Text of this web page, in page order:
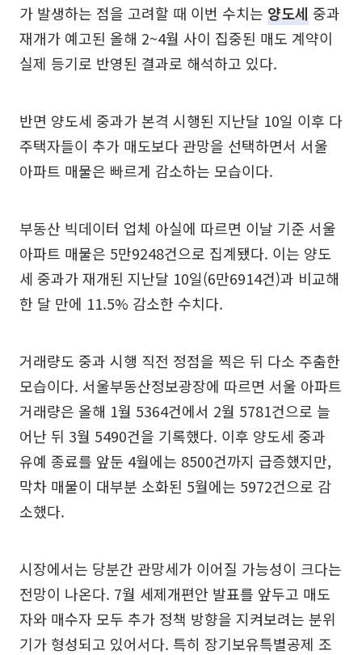
가 발생하는 점을 고려할 때 이번 수치는 양도세 중과
재개가 예고된 올해 2~4월 사이 집중된 매도 계약이
실제 등기로 반영된 결과로 해석하고 있다.
반면 양도세 중과가 본격 시행된 지난달 10일 이후 다
주택자들이 추가 매도보다 관망을 선택하면서 서울
아파트 매물은 빠르게 감소하는 모습이다.
부동산 빅데이터 업체 아실에 따르면 이날 기준 서울
아파트 매물은 5만9248건으로 집계됐다. 이는 양도
세 중과가 재개된 지난달 10일(6만6914건)과 비교해
한 달 만에 11.5% 감소한 수치다.
거래량도 중과 시행 직전 정점을 찍은 뒤 다소 주춤한
모습이다. 서울부동산정보광장에 따르면 서울 아파트
거래량은 올해 1월 5364건에서 2월 5781건으로 늘
어난 뒤 3월 5490건을 기록했다. 이후 양도세 중과
유예 종료를 앞둔 4월에는 8500건까지 급증했지만,
막차 매물이 대부분 소화된 5월에는 5972건으로 감
소했다.
시장에서는 당분간 관망세가 이어질 가능성이 크다는
전망이 나온다. 7월 세제개편안 발표를 앞두고 매도
자와 매수자 모두 추가 정책 방향을 지켜보려는 분위
기가 형성되고 있어서다. 특히 장기보유특별공제 조